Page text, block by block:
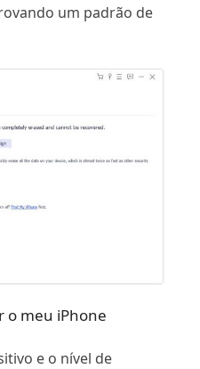
um padrão de
o meu iPhone
e o nível de